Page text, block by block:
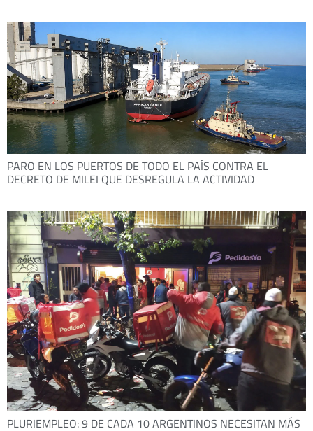
PARO EN LOS PUERTOS DE TODO EL PAÍS CONTRA EL
DECRETO DE MILEI QUE DESREGULA LA ACTIVIDAD
PLURIEMPLEO: 9 DE CADA 10 ARGENTINOS NECESITAN MÁS